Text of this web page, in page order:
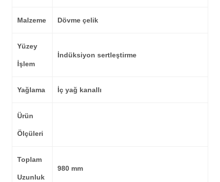
Malzeme Dövme çelik
Yüzey
İşlem
İndüksiyon sertleştirme
Yağlama İç yağ kanallı
Ürün
Ölçüleri
Toplam
Uzunluk
980 mm